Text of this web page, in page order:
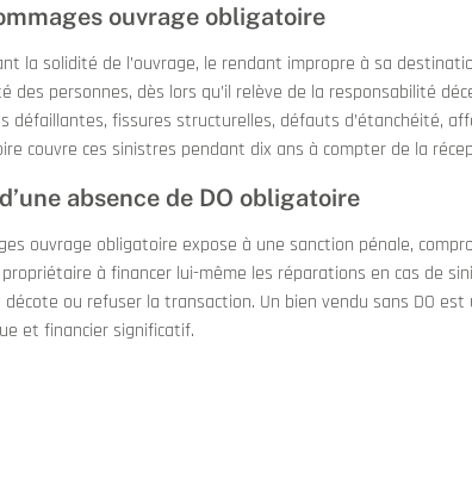
ouvrage obligatoire
la solidité de l’ouvrage, le rendant impropre à sa
personnes, dès lors qu’il relève de la responsabilité
défaillantes, fissures structurelles, défauts d’étanchéité,
couvre ces sinistres pendant dix ans à compter de la
absence de DO obligatoire
ouvrage obligatoire expose à une sanction pénale,
à financer lui-même les réparations en cas de
décote ou refuser la transaction. Un bien vendu sans DO est
et financier significatif.